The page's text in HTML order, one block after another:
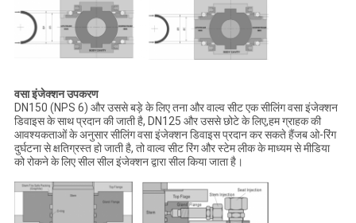
वसा इंजेक्शन उपकरण
DN150 (NPS 6) और उससे बड़े के लिए तना और वाल्व सीट एक सीलिंग वसा इंजेक्शन
डिवाइस के साथ प्रदान की जाती है, DN125 और उससे छोटे के लिए,हम ग्राहक की
आवश्यकताओं के अनुसार सीलिंग वसा इंजेक्शन डिवाइस प्रदान कर सकते हैंजब ओ-रिंग
दुर्घटना से क्षतिग्रस्त हो जाती है, तो वाल्व सीट रिंग और स्टेम लीक के माध्यम से मीडिया
को रोकने के लिए सील सील इंजेक्शन द्वारा सील किया जाता है।